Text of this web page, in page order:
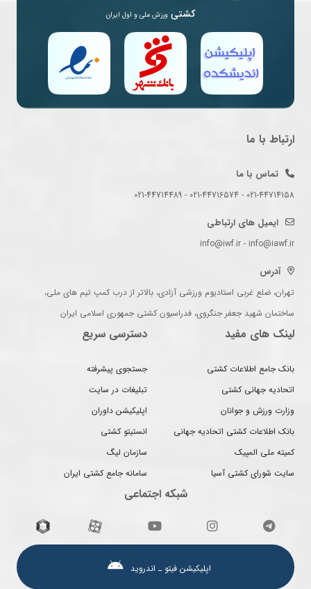
کشتی ورزش ملی و اول ایران
ارتباط با ما
تماس با ما
021-44714158 - 021-44716574 - 021-44714489
ایمیل های ارتباطی
info@iwf.ir - info@iawf.ir
آدرس
تهران، ضلع غربی استادیوم ورزشی آزادی، بالاتر از درب کمپ تیم های ملی،
ساختمان شهید جعفر جنگروی، فدراسیون کشتی جمهوری اسلامی ایران
لینک های مفید
بانک جامع اطلاعات کشتی
اتحادیه جهانی کشتی
وزارت ورزش و جوانان
بانک اطلاعات کشتی اتحادیه جهانی
کمیته ملی المپیک
سایت شورای کشتی آسیا
دسترسی سریع
جستجوی پیشرفته
تبلیغات در سایت
اپلیکیشن داوران
انستیتو کشتی
سازمان لیگ
سامانه جامع کشتی ایران
شبکه اجتماعی
اپلیکیشن فیتو ـ اندروید